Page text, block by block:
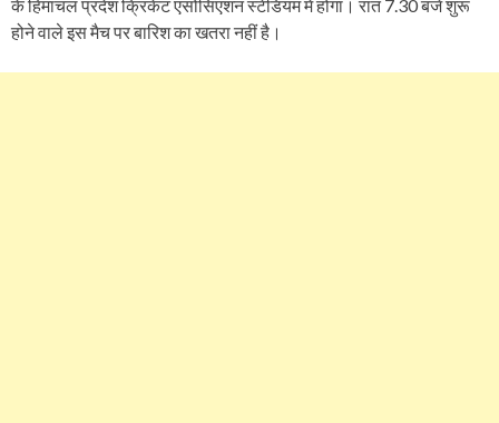
के हिमाचल प्रदेश क्रिकेट एसोसिएशन स्टेडियम में होगा। रात 7.30 बजे शुरू
होने वाले इस मैच पर बारिश का खतरा नहीं है।